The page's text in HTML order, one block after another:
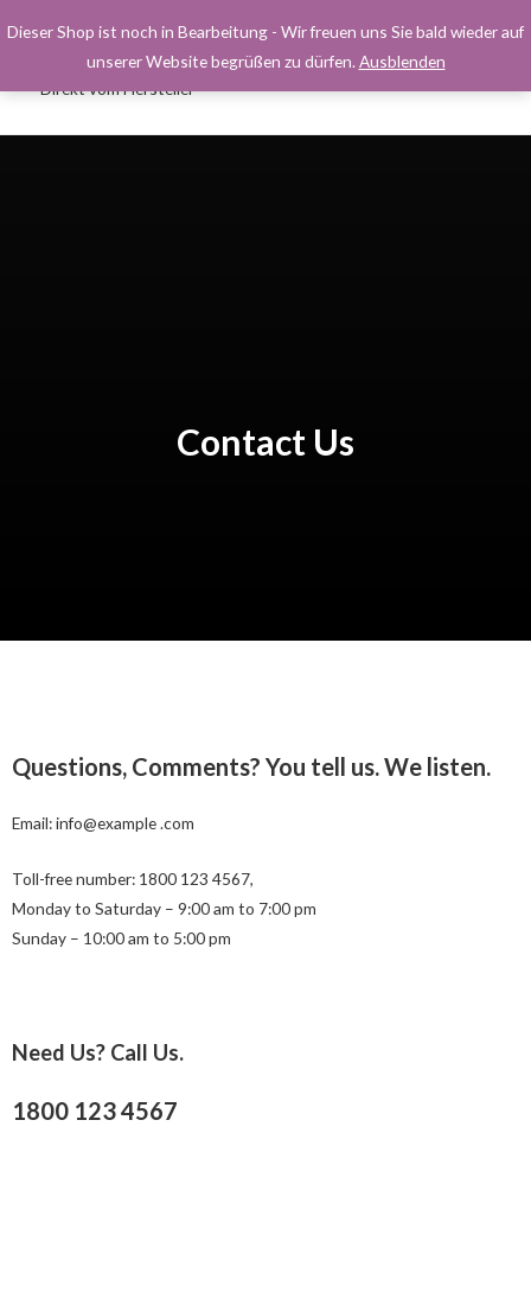
Markensocken
Direkt vom Hersteller
0
Contact Us
Questions, Comments? You tell us. We listen.
Email: info@example .com
Toll-free number: 1800 123 4567,
Monday to Saturday – 9:00 am to 7:00 pm
Sunday – 10:00 am to 5:00 pm
Need Us? Call Us.
1800 123 4567
Dieser Shop ist noch in Bearbeitung - Wir freuen uns Sie bald wieder auf
unserer Website begrüßen zu dürfen. Ausblenden